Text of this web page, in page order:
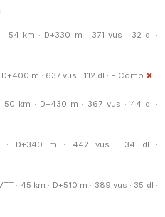
· 54 km · D+330 m · 371 vus · 32 dl ·
m · 637 vus · 112 dl · ElComo
50 km · D+430 m · 367 vus · 44 dl ·
· D+340 m · 442 vus · 34 dl ·
· 45 km · D+510 m · 389 vus · 35 dl ·